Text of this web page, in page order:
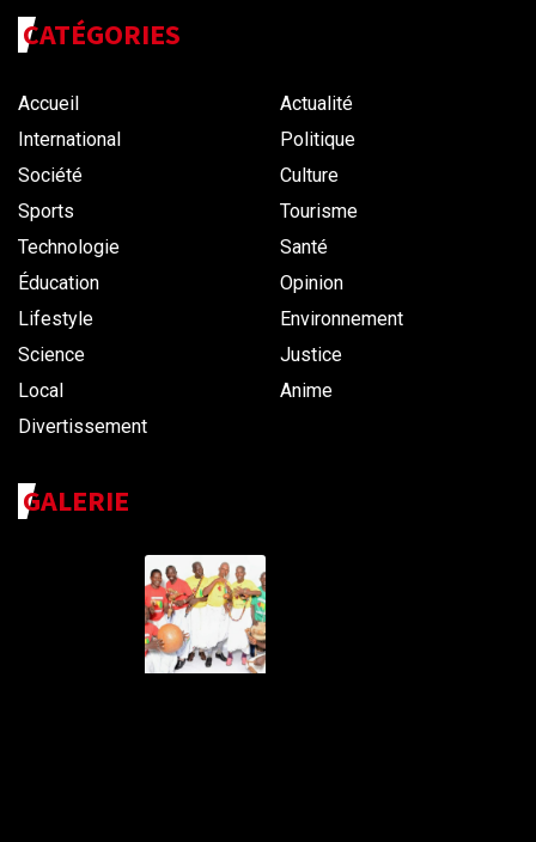
CATÉGORIES
Accueil
Actualité
International
Politique
Société
Culture
Sports
Tourisme
Technologie
Santé
Éducation
Opinion
Lifestyle
Environnement
Science
Justice
Local
Anime
Divertissement
GALERIE